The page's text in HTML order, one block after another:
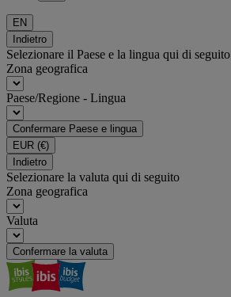
EN
Indietro
Selezionare il Paese e la lingua qui di seguito
Zona geografica
Paese/Regione - Lingua
Confermare Paese e lingua
EUR (€)
Indietro
Selezionare la valuta qui di seguito
Zona geografica
Valuta
Confermare la valuta